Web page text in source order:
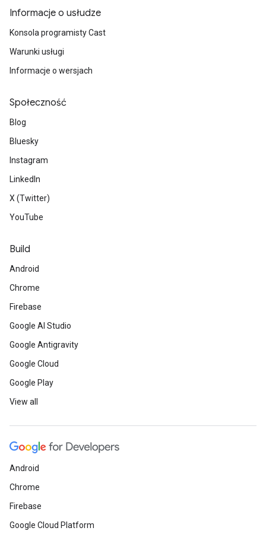
Informacje o usłudze
Konsola programisty Cast
Warunki usługi
Informacje o wersjach
Społeczność
Blog
Bluesky
Instagram
LinkedIn
X (Twitter)
YouTube
Build
Android
Chrome
Firebase
Google AI Studio
Google Antigravity
Google Cloud
Google Play
View all
Android
Chrome
Firebase
Google Cloud Platform